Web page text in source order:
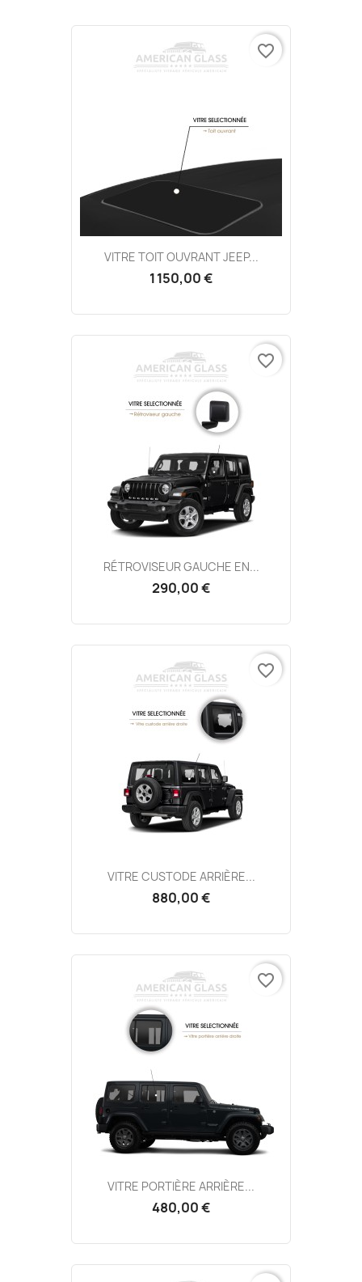
VITRE TOIT OUVRANT JEEP...
1 150,00 €
favorite_border
RÉTROVISEUR GAUCHE EN...
290,00 €
favorite_border
VITRE CUSTODE ARRIÈRE...
880,00 €
favorite_border
VITRE PORTIÈRE ARRIÈRE...
480,00 €
favorite_border